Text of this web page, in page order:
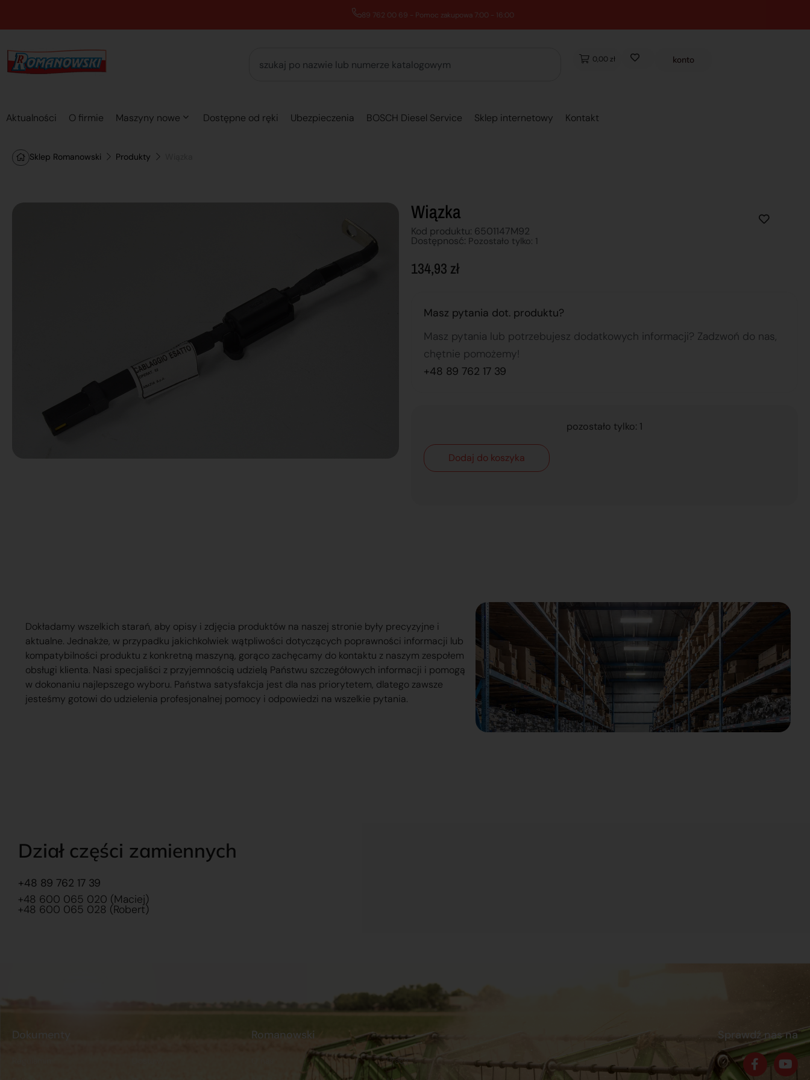
89 762 00 69 - Pomoc zakupowa 7:00 - 16:00
0,00 zł konto
Aktualności O firmie Maszyny nowe Dostępne od ręki Ubezpieczenia BOSCH Diesel Service Sklep internetowy Kontakt
Sklep Romanowski Produkty
Wiązka
Kod produktu: 6501147M92
Dostępnosć: Pozostało tylko: 1
134,93 zł
Masz pytania dot. produktu?
Masz pytania lub potrzebujesz dodatkowych informacji? Zadzwoń do nas,
chętnie pomożemy!
+48 89 762 17 39
pozostało tylko: 1
Dodaj do koszyka
Dokładamy wszelkich starań, aby opisy i zdjęcia produktów na naszej stronie były precyzyjne i
aktualne. Jednakże, w przypadku jakichkolwiek wątpliwości dotyczących poprawności informacji lub
kompatybilności produktu z konkretną maszyną, gorąco zachęcamy do kontaktu z naszym zespołem
obsługi klienta. Nasi specjaliści z przyjemnością udzielą Państwu szczegółowych informacji i pomogą
w dokonaniu najlepszego wyboru. Państwa satysfakcja jest dla nas priorytetem, dlatego zawsze
jesteśmy gotowi do udzielenia profesjonalnej pomocy i odpowiedzi na wszelkie pytania.
Dział części zamiennych
+48 89 762 17 39
+48 600 065 020 (Maciej)
+48 600 065 028 (Robert)
Dokumenty Romanowski
Praca
Sprawdź nas na